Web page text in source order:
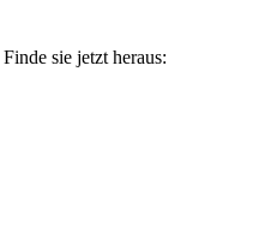
Finde sie jetzt heraus: